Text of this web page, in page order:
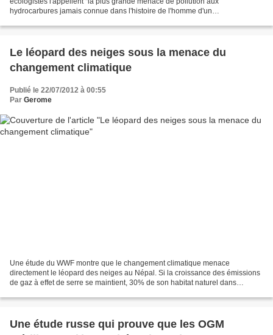
hydrocarbures jamais connue dans l'histoire de l'homme d'un
Le léopard des neiges sous la menace du
changement climatique
Publié le 22/07/2012 à 00:55
Par Gerome
Une étude du WWF montre que le changement climatique menace
directement le léopard des neiges au Népal. Si la croissance des émissions
de gaz à effet de serre se maintient, 30% de son habitat naturel dans
Une étude russe qui prouve que les OGM